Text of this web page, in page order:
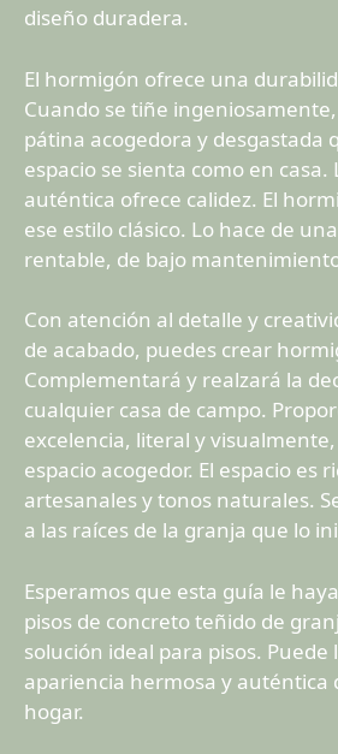
diseño duradera.
El hormigón ofrece una
Cuando se tiñe
pátina acogedora y desgastada
espacio se sienta como en casa.
auténtica ofrece calidez. El
ese estilo clásico. Lo hace de
rentable, de bajo
Con atención al detalle y
de acabado, puedes crear
Complementará y realzará la
cualquier casa de campo.
excelencia, literal y
espacio acogedor. El espacio es
artesanales y tonos naturales.
a las raíces de la granja que lo
Esperamos que esta guía le
pisos de concreto teñido de
solución ideal para pisos. Puede
apariencia hermosa y auténtica
hogar.